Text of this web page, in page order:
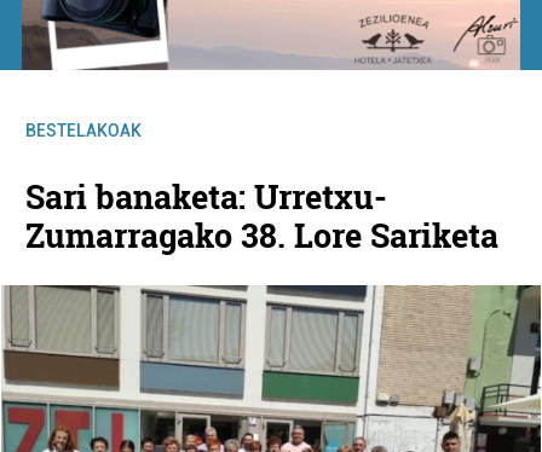
BESTELAKOAK
Sari banaketa: Urretxu-
Zumarragako 38. Lore Sariketa